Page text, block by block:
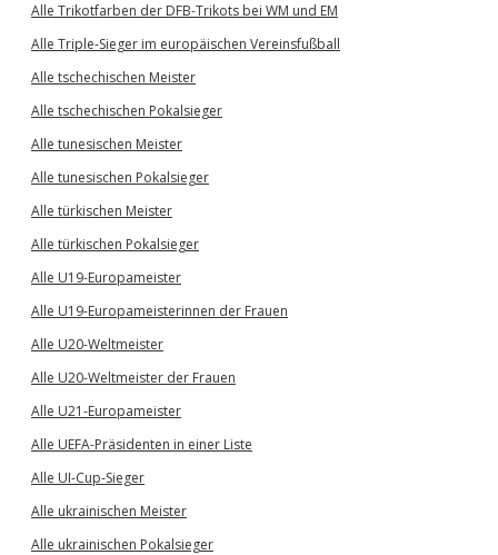
Alle Trikotfarben der DFB-Trikots bei WM und EM
Alle Triple-Sieger im europäischen Vereinsfußball
Alle tschechischen Meister
Alle tschechischen Pokalsieger
Alle tunesischen Meister
Alle tunesischen Pokalsieger
Alle türkischen Meister
Alle türkischen Pokalsieger
Alle U19-Europameister
Alle U19-Europameisterinnen der Frauen
Alle U20-Weltmeister
Alle U20-Weltmeister der Frauen
Alle U21-Europameister
Alle UEFA-Präsidenten in einer Liste
Alle UI-Cup-Sieger
Alle ukrainischen Meister
Alle ukrainischen Pokalsieger